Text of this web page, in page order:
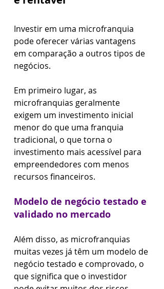
Investir em uma microfranquia
pode oferecer várias vantagens
em comparação a outros tipos de
negócios.
Em primeiro lugar, as
microfranquias geralmente
exigem um investimento inicial
menor do que uma franquia
tradicional, o que torna o
investimento mais acessível para
empreendedores com menos
recursos financeiros.
Modelo de negócio testado e
validado no mercado
Além disso, as microfranquias
muitas vezes já têm um modelo de
negócio testado e comprovado, o
que significa que o investidor